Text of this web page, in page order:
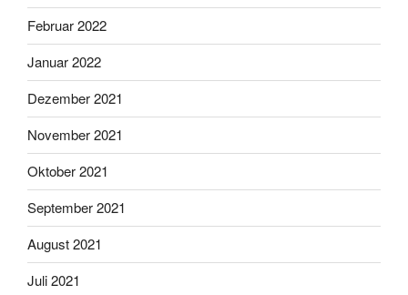
Februar 2022
Januar 2022
Dezember 2021
November 2021
Oktober 2021
September 2021
August 2021
Juli 2021